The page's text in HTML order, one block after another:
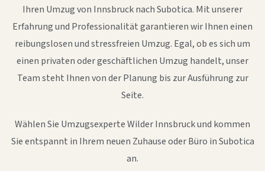
Ihren Umzug von Innsbruck nach Subotica. Mit unserer
Erfahrung und Professionalität garantieren wir Ihnen einen
reibungslosen und stressfreien Umzug. Egal, ob es sich um
einen privaten oder geschäftlichen Umzug handelt, unser
Team steht Ihnen von der Planung bis zur Ausführung zur
Seite.
Wählen Sie Umzugsexperte Wilder Innsbruck und kommen
Sie entspannt in Ihrem neuen Zuhause oder Büro in Subotica
an.